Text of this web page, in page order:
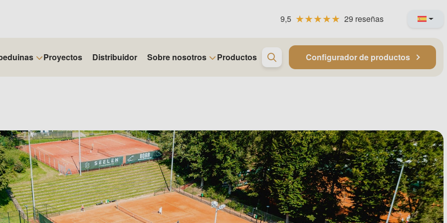
9,5 29 reseñas
Proyectos Distribuidor Sobre nosotros Productos Configurador de productos